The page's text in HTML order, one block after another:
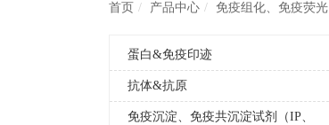
首页 产品中心 免疫组化、免疫荧光
蛋白&免疫印迹
抗体&抗原
免疫沉淀、免疫共沉淀试剂（IP、